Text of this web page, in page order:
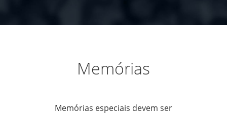
Memórias
Memórias especiais devem ser